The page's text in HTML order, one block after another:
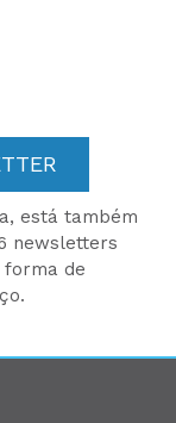
está também
newsletters
forma de